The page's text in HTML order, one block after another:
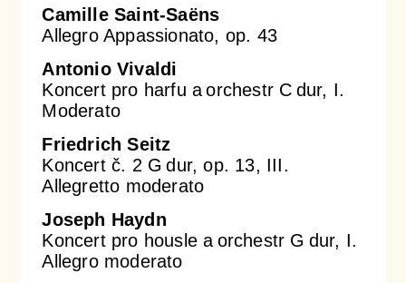
Camille Saint-Saëns
Allegro Appassionato, op. 43
Antonio Vivaldi
Koncert pro harfu a orchestr C dur, I.
Moderato
Friedrich Seitz
Koncert č. 2 G dur, op. 13, III.
Allegretto moderato
Joseph Haydn
Koncert pro housle a orchestr G dur, I.
Allegro moderato